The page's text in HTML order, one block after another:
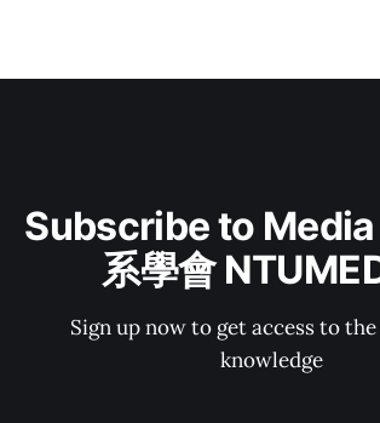
Subscribe to Media
系學會
Sign up now to get access to
knowledge